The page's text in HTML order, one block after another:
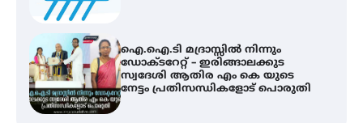
ഐ.ഐ.ടി മദ്രാസ്സിൽ നിന്നും
ഡോക്ടറേറ്റ് – ഇരിങ്ങാലക്കുട
സ്വദേശി ആതിര എം കെ യുടെ
നേട്ടം പ്രതിസന്ധികളോട് പൊരുതി